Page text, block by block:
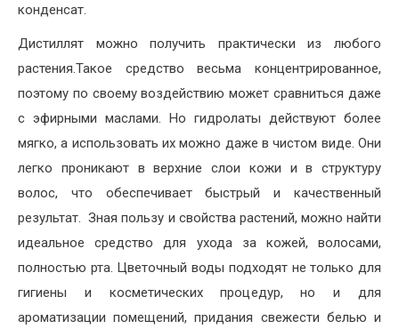
конденсат.
Дистиллят можно получить практически из любого
растения.Такое средство весьма концентрированное,
поэтому по своему воздействию может сравниться даже
с эфирными маслами. Но гидролаты действуют более
мягко, а использовать их можно даже в чистом виде. Они
легко проникают в верхние слои кожи и в структуру
волос, что обеспечивает быстрый и качественный
результат. Зная пользу и свойства растений, можно найти
идеальное средство для ухода за кожей, волосами,
полностью рта. Цветочный воды подходят не только для
гигиены и косметических процедур, но и для
ароматизации помещений, придания свежести белью и